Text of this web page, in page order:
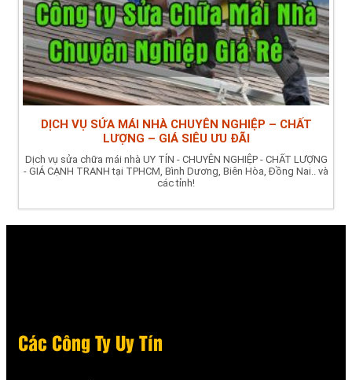
DỊCH VỤ SỬA MÁI NHÀ CHUYÊN NGHIỆP – CHẤT
LƯỢNG – GIÁ SIÊU ƯU ĐÃI
Dịch vụ sửa chữa mái nhà UY TÍN - CHUYÊN NGHIỆP - CHẤT LƯỢNG
- GIÁ CẠNH TRANH tại TPHCM, Bình Dương, Biên Hòa, Đồng Nai.. và
các tỉnh!
Các Công Ty Uy Tín